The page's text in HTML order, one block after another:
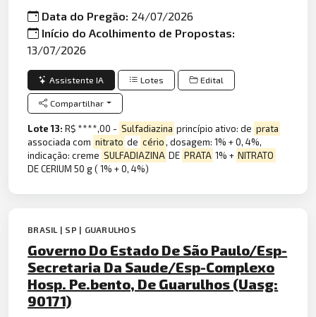
Data do Pregão: 24/07/2026
Início do Acolhimento de Propostas:
13/07/2026
Assistente IA Lotes Edital
Compartilhar
Lote 13:R$ ****,00 - Sulfadiazina princípio ativo: de prata
associada com nitrato de cério, dosagem: 1% + 0, 4%,
indicação: creme SULFADIAZINA DE PRATA 1% + NITRATO
DE CERIUM 50 g ( 1% + 0, 4%)
BRASIL | SP | GUARULHOS
Governo Do Estado De São Paulo/Esp-
Secretaria Da Saude/Esp-Complexo
Hosp. Pe.bento, De Guarulhos (Uasg:
90171)